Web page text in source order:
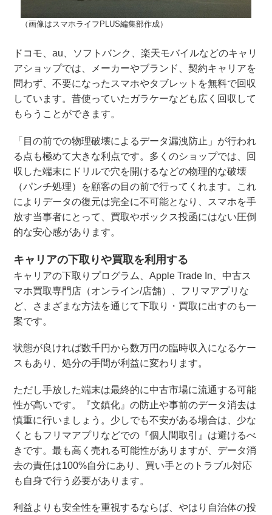
（画像はスマホライフPLUS編集部作成）
ドコモ、au、ソフトバンク、楽天モバイルなどのキャリ
アショップでは、メーカーやブランド、契約キャリアを
問わず、不要になったスマホやタブレットを無料で回収
しています。昔使っていたガラケーなども広く回収して
もらうことができます。
「目の前での物理破壊によるデータ漏洩防止」が行われ
る点も極めて大きな利点です。多くのショップでは、回
収した端末にドリルで穴を開けるなどの物理的な破壊
（パンチ処理）を顧客の目の前で行ってくれます。これ
によりデータの復元は完全に不可能となり、スマホを手
放す当事者にとって、買取やボックス投函にはない圧倒
的な安心感があります。
キャリアの下取りや買取を利用する
キャリアの下取りプログラム、Apple Trade In、中古ス
マホ買取専門店（オンライン/店舗）、フリマアプリな
ど、さまざまな方法を通じて下取り・買取に出すのも一
案です。
状態が良ければ数千円から数万円の臨時収入になるケー
スもあり、処分の手間が利益に変わります。
ただし手放した端末は最終的に中古市場に流通する可能
性が高いです。『文鎮化』の防止や事前のデータ消去は
慎重に行いましょう。少しでも不安がある場合は、少な
くともフリマアプリなどでの『個人間取引』は避けるべ
きです。最も高く売れる可能性がありますが、データ消
去の責任は100%自分にあり、買い手とのトラブル対応
も自身で行う必要があります。
利益よりも安全性を重視するならば、やはり自治体の投